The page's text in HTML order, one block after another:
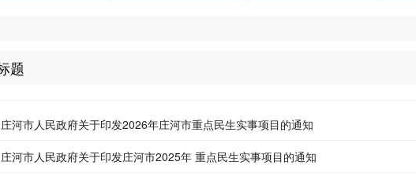
题
河市人民政府关于印发2026年庄河市重点民生实事项目的通知
河市人民政府关于印发庄河市2025年 重点民生实事项目的通知